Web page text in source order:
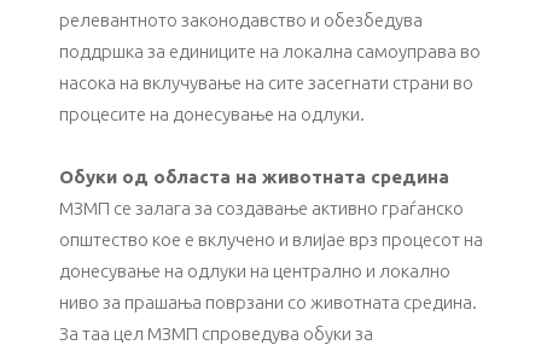
релевантното законодавство и обезбедува
поддршка за единиците на локална самоуправа во
насока на вклучување на сите засегнати страни во
процесите на донесување на одлуки.
Обуки од областа на животната средина
МЗМП се залага за создавање активно граѓанско
општество кое е вклучено и влијае врз процесот на
донесување на одлуки на централно и локално
ниво за прашања поврзани со животната средина.
За таа цел МЗМП спроведува обуки за